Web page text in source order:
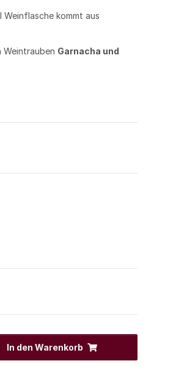
Weinflasche kommt aus
Weintrauben Garnacha und
In den Warenkorb